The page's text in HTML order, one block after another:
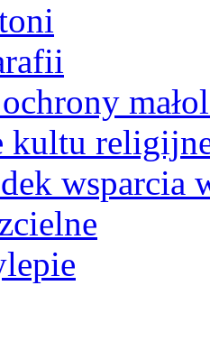
kultu
wsparcia